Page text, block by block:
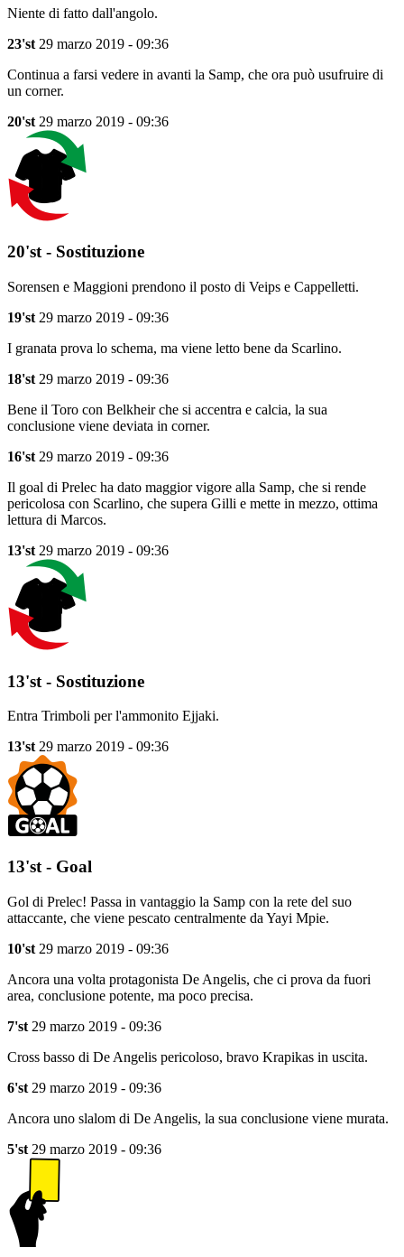
Niente di fatto dall'angolo.
23'st 29 marzo 2019 - 09:36
Continua a farsi vedere in avanti la Samp, che ora può usufruire di
un corner.
20'st 29 marzo 2019 - 09:36
20'st - Sostituzione
Sorensen e Maggioni prendono il posto di Veips e Cappelletti.
19'st 29 marzo 2019 - 09:36
I granata prova lo schema, ma viene letto bene da Scarlino.
18'st 29 marzo 2019 - 09:36
Bene il Toro con Belkheir che si accentra e calcia, la sua
conclusione viene deviata in corner.
16'st 29 marzo 2019 - 09:36
Il goal di Prelec ha dato maggior vigore alla Samp, che si rende
pericolosa con Scarlino, che supera Gilli e mette in mezzo, ottima
lettura di Marcos.
13'st 29 marzo 2019 - 09:36
13'st - Sostituzione
Entra Trimboli per l'ammonito Ejjaki.
13'st29 marzo 2019 - 09:36
13'st - Goal
Gol di Prelec! Passa in vantaggio la Samp con la rete del suo
attaccante, che viene pescato centralmente da Yayi Mpie.
10'st 29 marzo 2019 - 09:36
Ancora una volta protagonista De Angelis, che ci prova da fuori
area, conclusione potente, ma poco precisa.
7'st 29 marzo 2019 - 09:36
Cross basso di De Angelis pericoloso, bravo Krapikas in uscita.
6'st 29 marzo 2019 - 09:36
Ancora uno slalom di De Angelis, la sua conclusione viene murata.
5'st 29 marzo 2019 - 09:36